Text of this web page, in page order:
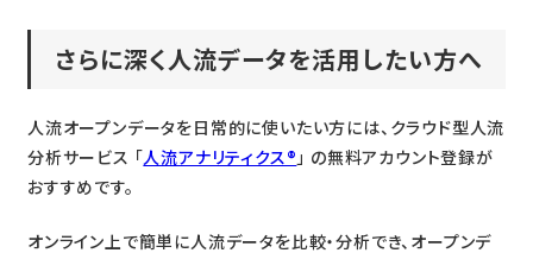
さらに深く人流データを活用したい方へ
人流オープンデータを日常的に使いたい方には、クラウド型人流
分析サービス 「人流アナリティクス® 」 の無料アカウント登録が
おすすめです。
オンライン上で簡単に人流データを比較・分析でき、オープンデ